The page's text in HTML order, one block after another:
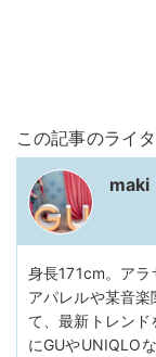
この記事のライ
maki
身長171cm。アラ
アパレルや某音
て、最新トレン
にGUやUNIQLO